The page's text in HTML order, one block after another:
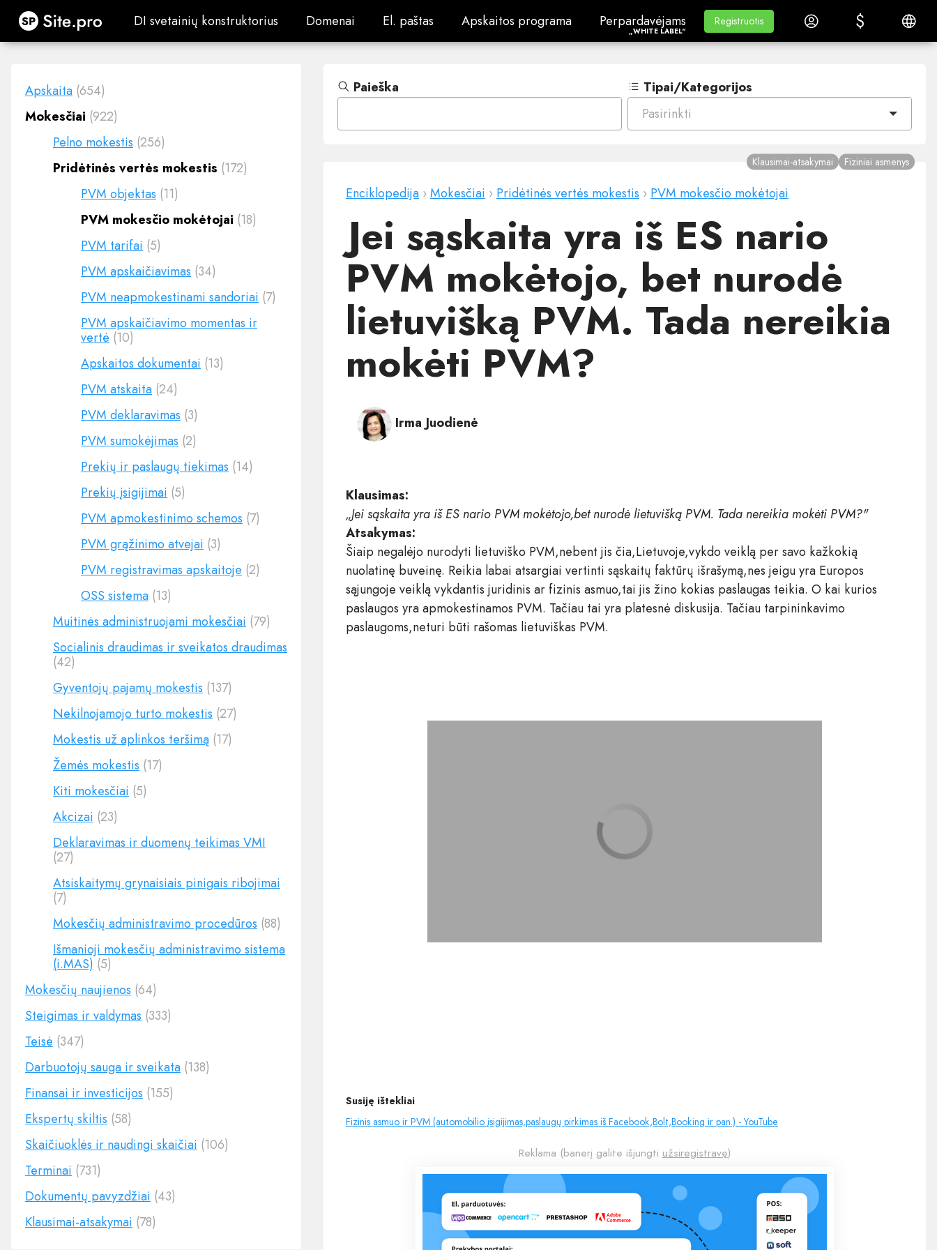
Site.pro DI svetainių konstruktorius
DI svetainių konstruktorius Domenai
Domenai El. paštas
El. paštas Apskaitos programa
Apskaitos programa Perpardavėjams„White Label“
Perpardavėjams
„WHITE LABEL“
Mokymasis
Mokymasis
Registruotis
Registruotis Prisijungti $
$ Lietuvių
Apskaita (654)
Mokesčiai (922)
Pelno mokestis (256)
Pridėtinės vertės mokestis (172)
PVM objektas (11)
PVM mokesčio mokėtojai (18)
PVM tarifai (5)
PVM apskaičiavimas (34)
PVM neapmokestinami sandoriai (7)
PVM apskaičiavimo momentas ir
vertė (10)
Apskaitos dokumentai (13)
PVM atskaita (24)
PVM deklaravimas (3)
PVM sumokėjimas (2)
Prekių ir paslaugų tiekimas (14)
Prekių įsigijimai (5)
PVM apmokestinimo schemos (7)
PVM grąžinimo atvejai (3)
PVM registravimas apskaitoje (2)
OSS sistema (13)
Muitinės administruojami mokesčiai (79)
Socialinis draudimas ir sveikatos draudimas
(42)
Gyventojų pajamų mokestis (137)
Nekilnojamojo turto mokestis (27)
Mokestis už aplinkos teršimą (17)
Žemės mokestis (17)
Kiti mokesčiai (5)
Akcizai (23)
Deklaravimas ir duomenų teikimas VMI
(27)
Atsiskaitymų grynaisiais pinigais ribojimai
(7)
Mokesčių administravimo procedūros (88)
Išmanioji mokesčių administravimo sistema
(i.MAS) (5)
Mokesčių naujienos (64)
Steigimas ir valdymas (333)
Teisė (347)
Darbuotojų sauga ir sveikata (138)
Finansai ir investicijos (155)
Ekspertų skiltis (58)
Skaičiuoklės ir naudingi skaičiai (106)
Terminai (731)
Dokumentų pavyzdžiai (43)
Klausimai-atsakymai (78)
Paieška
Tipai/Kategorijos
Pasirinkti
Enciklopedija ›Mokesčiai › Pridėtinės vertės mokestis › PVM mokesčio mokėtojai
Jei sąskaita yra iš ES nario
PVM mokėtojo, bet nurodė
lietuvišką PVM. Tada nereikia
mokėti PVM?
Klausimai-atsakymai Fiziniai asmenys
Irma Juodienė
Klausimas:
„Jei sąskaita yra iš ES nario PVM mokėtojo,bet nurodė lietuvišką PVM. Tada nereikia mokėti PVM?"
Atsakymas:
Šiaip negalėjo nurodyti lietuviško PVM,nebent jis čia,Lietuvoje,vykdo veiklą per savo kažkokią
nuolatinę buveinę. Reikia labai atsargiai vertinti sąskaitų faktūrų išrašymą,nes jeigu yra Europos
sąjungoje veiklą vykdantis juridinis ar fizinis asmuo,tai jis žino kokias paslaugas teikia. O kai kurios
paslaugos yra apmokestinamos PVM. Tačiau tai yra platesnė diskusija. Tačiau tarpininkavimo
paslaugoms,neturi būti rašomas lietuviškas PVM.
Susiję ištekliai
Fizinis asmuo ir PVM (automobilio įsigijimas,paslaugų pirkimas iš Facebook,Bolt,Booking ir pan.) - YouTube
Reklama (banerį galite išjungti užsiregistravę)